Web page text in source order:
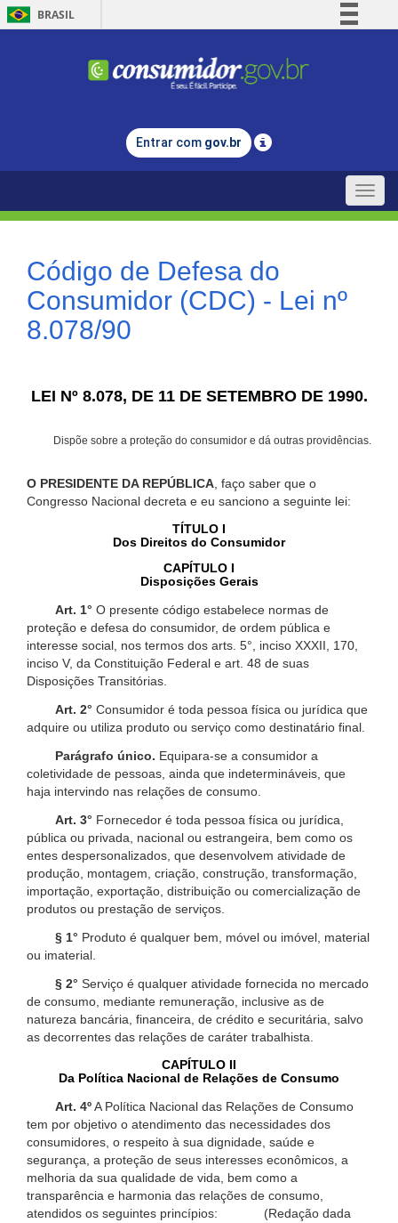
BRASIL
Comunica BR
Legislação
Entrar com gov.br
Toggle
Código de Defesa do
Consumidor (CDC) - Lei nº
8.078/90
LEI Nº 8.078, DE 11 DE SETEMBRO DE 1990.
Dispõe sobre a proteção do consumidor e dá outras providências.
O PRESIDENTE DA REPÚBLICA , faço saber que o
Congresso Nacional decreta e eu sanciono a seguinte lei:
TÍTULO I
Dos Direitos do Consumidor
CAPÍTULO I
Disposições Gerais
Art. 1° O presente código estabelece normas de
proteção e defesa do consumidor, de ordem pública e
interesse social, nos termos dos arts. 5°, inciso XXXII, 170,
inciso V, da Constituição Federal e art. 48 de suas
Disposições Transitórias.
Art. 2° Consumidor é toda pessoa física ou jurídica que
adquire ou utiliza produto ou serviço como destinatário final.
Parágrafo único. Equipara-se a consumidor a
coletividade de pessoas, ainda que indetermináveis, que
haja intervindo nas relações de consumo.
Art. 3° Fornecedor é toda pessoa física ou jurídica,
pública ou privada, nacional ou estrangeira, bem como os
entes despersonalizados, que desenvolvem atividade de
produção, montagem, criação, construção, transformação,
importação, exportação, distribuição ou comercialização de
produtos ou prestação de serviços.
§ 1° Produto é qualquer bem, móvel ou imóvel, material
ou imaterial.
§ 2° Serviço é qualquer atividade fornecida no mercado
de consumo, mediante remuneração, inclusive as de
natureza bancária, financeira, de crédito e securitária, salvo
as decorrentes das relações de caráter trabalhista.
CAPÍTULO II
Da Política Nacional de Relações de Consumo
Art. 4ºA Política Nacional das Relações de Consumo
tem por objetivo o atendimento das necessidades dos
consumidores, o respeito à sua dignidade, saúde e
segurança, a proteção de seus interesses econômicos, a
melhoria da sua qualidade de vida, bem como a
transparência e harmonia das relações de consumo,
atendidos os seguintes princípios: (Redação dada